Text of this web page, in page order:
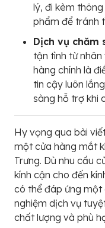
lý, đi kèm
phẩm để tránh
Dịch vụ chăm
tận tình từ
hàng chính là
tin cậy luôn
sàng hỗ trợ khi
Hy vọng qua bài
một cửa hàng mắt
Trưng. Dù nhu cầu
kính cận cho đến
có thể đáp ứng
nghiệm dịch vụ
chất lượng và phù